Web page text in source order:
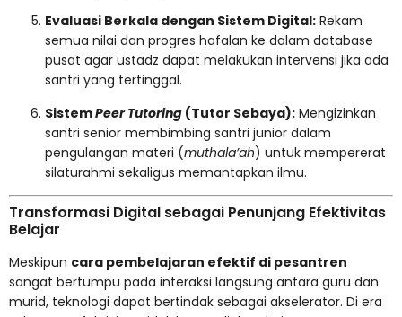
Evaluasi Berkala dengan Sistem Digital: Rekam
semua nilai dan progres hafalan ke dalam database
pusat agar ustadz dapat melakukan intervensi jika ada
santri yang tertinggal.
SistemPeer Tutoring (Tutor Sebaya): Mengizinkan
santri senior membimbing santri junior dalam
pengulangan materi (muthala’ah) untuk mempererat
silaturahmi sekaligus memantapkan ilmu.
Transformasi Digital sebagai Penunjang Efektivitas
Belajar
Meskipun cara pembelajaran efektif di pesantren
sangat bertumpu pada interaksi langsung antara guru dan
murid, teknologi dapat bertindak sebagai akselerator. Di era